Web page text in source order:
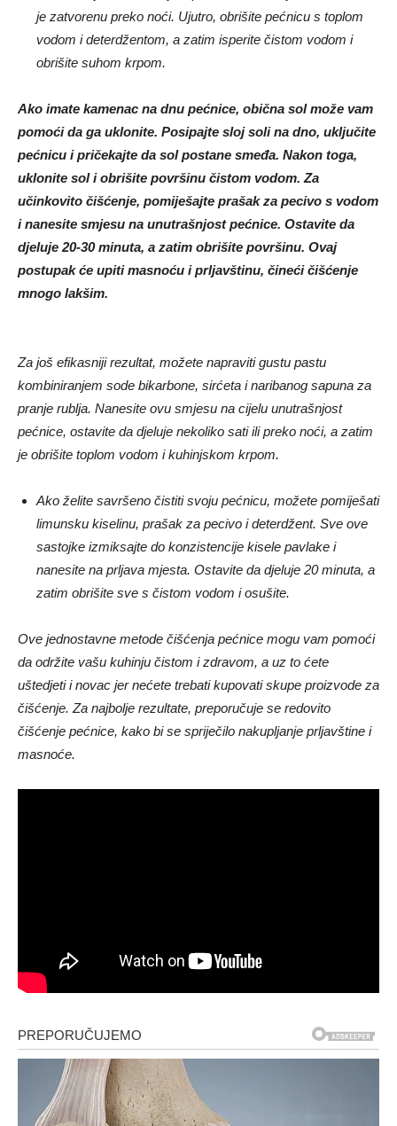
je zatvorenu preko noći. Ujutro, obrišite pećnicu s toplom
vodom i deterdžentom, a zatim isperite čistom vodom i
obrišite suhom krpom.
Ako imate kamenac na dnu pećnice, obična sol može vam
pomoći da ga uklonite. Posipajte sloj soli na dno, uključite
pećnicu i pričekajte da sol postane smeđa. Nakon toga,
uklonite sol i obrišite površinu čistom vodom. Za
učinkovito čišćenje, pomiješajte prašak za pecivo s vodom
i nanesite smjesu na unutrašnjost pećnice. Ostavite da
djeluje 20-30 minuta, a zatim obrišite površinu. Ovaj
postupak će upiti masnoću i prljavštinu, čineći čišćenje
mnogo lakšim.
Za još efikasniji rezultat, možete napraviti gustu pastu
kombiniranjem sode bikarbone, sirćeta i naribanog sapuna za
pranje rublja. Nanesite ovu smjesu na cijelu unutrašnjost
pećnice, ostavite da djeluje nekoliko sati ili preko noći, a zatim
je obrišite toplom vodom i kuhinjskom krpom.
Ako želite savršeno čistiti svoju pećnicu, možete pomiješati
limunsku kiselinu, prašak za pecivo i deterdžent. Sve ove
sastojke izmiksajte do konzistencije kisele pavlake i
nanesite na prljava mjesta. Ostavite da djeluje 20 minuta, a
zatim obrišite sve s čistom vodom i osušite.
Ove jednostavne metode čišćenja pećnice mogu vam pomoći
da održite vašu kuhinju čistom i zdravom, a uz to ćete
uštedjeti i novac jer nećete trebati kupovati skupe proizvode za
čišćenje. Za najbolje rezultate, preporučuje se redovito
čišćenje pećnice, kako bi se spriječilo nakupljanje prljavštine i
masnoće.